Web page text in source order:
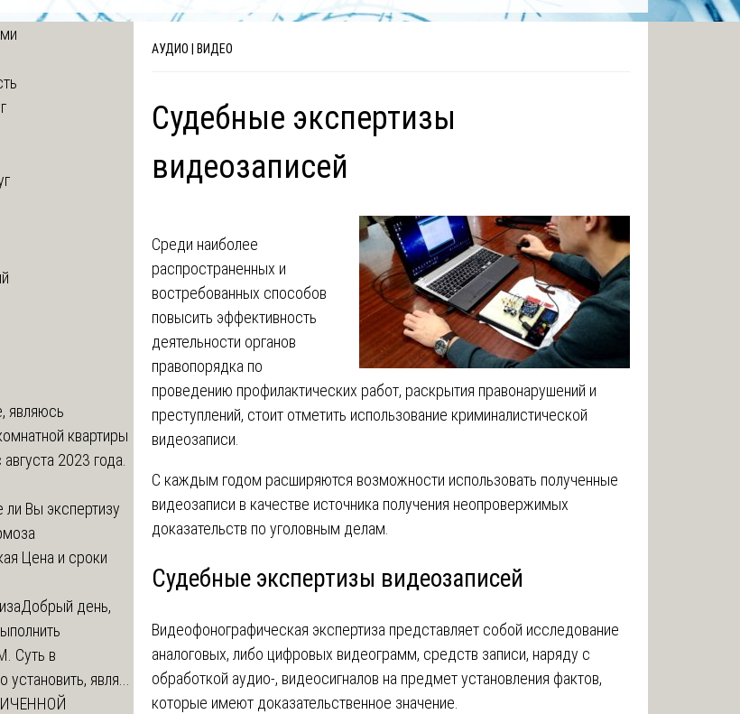
АУДИО | ВИДЕО
Судебные экспертизы
видеозаписей
Среди наиболее
распространенных и
востребованных способов
повысить эффективность
деятельности органов
правопорядка по
проведению профилактических работ, раскрытия правонарушений и
преступлений, стоит отметить использование криминалистической
видеозаписи.
С каждым годом расширяются возможности использовать полученные
видеозаписи в качестве источника получения неопровержимых
доказательств по уголовным делам.
Судебные экспертизы видеозаписей
Видеофонографическая экспертиза представляет собой исследование
аналоговых, либо цифровых видеограмм, средств записи, наряду с
обработкой аудио-, видеосигналов на предмет установления фактов,
которые имеют доказательственное значение.
являюсь
квартиры
2023 года.
ли Вы экспертизу
Цена и сроки
Добрый день,
Суть в
явля...